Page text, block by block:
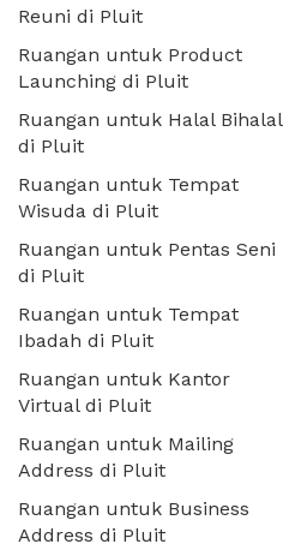
Reuni di Pluit
Ruangan untuk Product
Launching di Pluit
Ruangan untuk Halal Bihalal
di Pluit
Ruangan untuk Tempat
Wisuda di Pluit
Ruangan untuk Pentas Seni
di Pluit
Ruangan untuk Tempat
Ibadah di Pluit
Ruangan untuk Kantor
Virtual di Pluit
Ruangan untuk Mailing
Address di Pluit
Ruangan untuk Business
Address di Pluit